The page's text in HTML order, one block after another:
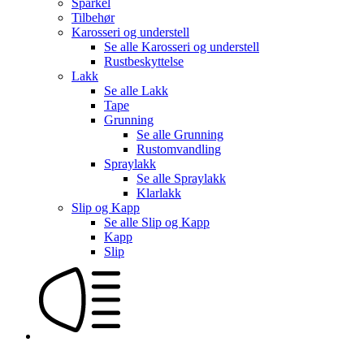
Tilbehør
Karosseri og understell
Se alle Karosseri og understell
Rustbeskyttelse
Lakk
Se alle Lakk
Tape
Grunning
Se alle Grunning
Rustomvandling
Spraylakk
Se alle Spraylakk
Klarlakk
Slip og Kapp
Se alle Slip og Kapp
Kapp
Slip